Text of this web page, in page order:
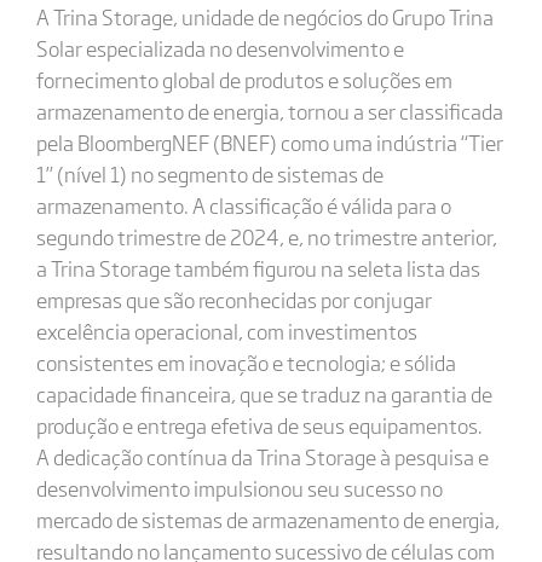
A Trina Storage, unidade de negócios do Grupo Trina
Solar especializada no desenvolvimento e
fornecimento global de produtos e soluções em
armazenamento de energia, tornou a ser classificada
pela BloombergNEF (BNEF) como uma indústria “Tier
1” (nível 1) no segmento de sistemas de
armazenamento. A classificação é válida para o
segundo trimestre de 2024, e, no trimestre anterior,
a Trina Storage também figurou na seleta lista das
empresas que são reconhecidas por conjugar
excelência operacional, com investimentos
consistentes em inovação e tecnologia; e sólida
capacidade financeira, que se traduz na garantia de
produção e entrega efetiva de seus equipamentos.
A dedicação contínua da Trina Storage à pesquisa e
desenvolvimento impulsionou seu sucesso no
mercado de sistemas de armazenamento de energia,
resultando no lançamento sucessivo de células com